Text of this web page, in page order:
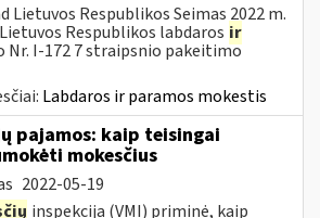
Lietuvos Respublikos Seimas 2022 m.
Respublikos labdaros ir
Nr. I-172 7 straipsnio pakeitimo
Labdaros ir paramos mokestis
pajamos: kaip teisingai
mokesčius
2022-05-19
inspekcija (VMI) priminė, kaip